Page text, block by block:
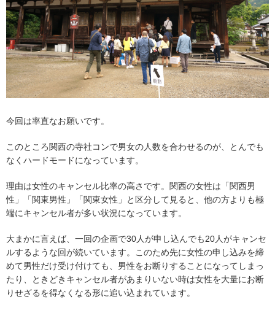
今回は率直なお願いです。
このところ関西の寺社コンで男女の人数を合わせるのが、とんでも
なくハードモードになっています。
理由は女性のキャンセル比率の高さです。関西の女性は「関西男
性」「関東男性」「関東女性」と区分して見ると、他の方よりも極
端にキャンセル者が多い状況になっています。
大まかに言えば、一回の企画で30人が申し込んでも20人がキャンセ
ルするような回が続いています。このため先に女性の申し込みを締
めて男性だけ受け付けても、男性をお断りすることになってしまっ
たり、ときどきキャンセル者があまりいない時は女性を大量にお断
りせざるを得なくなる形に追い込まれています。